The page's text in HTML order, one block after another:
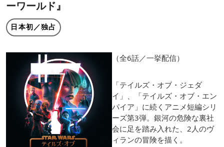
ーワールド』
日本初／独占
（全6話／一挙配信）
「テイルズ・オブ・ジェダ
イ」、「テイルズ・オブ・エン
パイア」に続くアニメ短編シリ
ーズ第3弾。銀河の危険な裏社
会に足を踏み入れた、2人のヴ
ィランの冒険を描く。